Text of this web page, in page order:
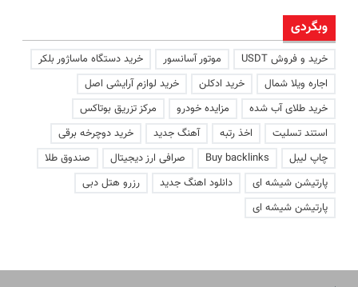
وبگردی
خرید و فروش USDT موتور آسانسور
خرید دستگاه ماساژور بلکر
اجاره ویلا شمال
خرید ادکلن
خرید لوازم آرایشی اصل
خرید طلای آب شده
مزایده خودرو
مرکز تزریق بوتاکس
استند تسلیت
اخذ رتبه آهنگ جدید
خرید دوچرخه برقی
چاپ لیبل
Buy backlinks صرافی ارز دیجیتال
صندوق طلا
پارتیشن شیشه ای
دانلود اهنگ جدید
رزرو هتل دبی
پارتیشن شیشه ای